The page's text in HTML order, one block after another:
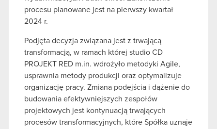
procesu planowane jest na pierwszy kwartał
2024 r.
Podjęta decyzja związana jest z trwającą
transformacją, w ramach której studio CD
PROJEKT RED m.in. wdrożyło metodyki Agile,
usprawnia metody produkcji oraz optymalizuje
organizację pracy. Zmiana podejścia i dążenie do
budowania efektywniejszych zespołów
projektowych jest kontynuacją trwających
procesów transformacyjnych, które Spółka uznaje